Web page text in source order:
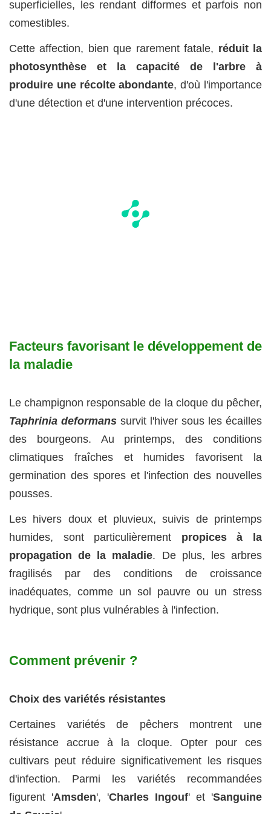
superficielles, les rendant difformes et parfois non
comestibles.
Cette affection, bien que rarement fatale, réduit la
photosynthèse et la capacité de l'arbre à
produire une récolte abondante, d'où l'importance
d'une détection et d'une intervention précoces.
Facteurs favorisant le développement de
la maladie
Le champignon responsable de la cloque du pêcher,
Taphrinia deformans survit l'hiver sous les écailles
des bourgeons. Au printemps, des conditions
climatiques fraîches et humides favorisent la
germination des spores et l'infection des nouvelles
pousses.
Les hivers doux et pluvieux, suivis de printemps
humides, sont particulièrement propices à la
propagation de la maladie. De plus, les arbres
fragilisés par des conditions de croissance
inadéquates, comme un sol pauvre ou un stress
hydrique, sont plus vulnérables à l'infection.
Comment prévenir ?
Choix des variétés résistantes
Certaines variétés de pêchers montrent une
résistance accrue à la cloque. Opter pour ces
cultivars peut réduire significativement les risques
d'infection. Parmi les variétés recommandées
figurent 'Amsden', 'Charles Ingouf' et 'Sanguine